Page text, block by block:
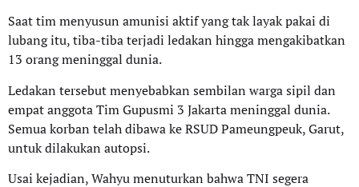
Saat tim menyusun amunisi aktif yang tak layak pakai di
lubang itu, tiba-tiba terjadi ledakan hingga mengakibatkan
13 orang meninggal dunia.
Ledakan tersebut menyebabkan sembilan warga sipil dan
empat anggota Tim Gupusmi 3 Jakarta meninggal dunia.
Semua korban telah dibawa ke RSUD Pameungpeuk, Garut,
untuk dilakukan autopsi.
Usai kejadian, Wahyu menuturkan bahwa TNI segera